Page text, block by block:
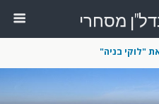
מסחרי
"לוקי בניה"